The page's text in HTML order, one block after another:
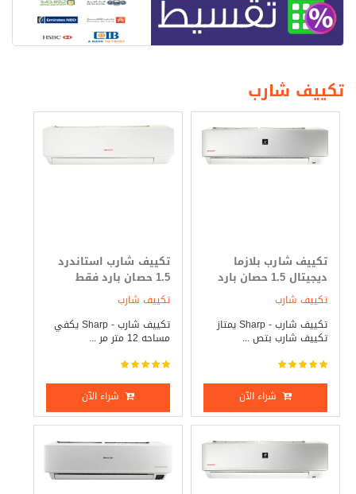
تكييف شارب
تكييف شارب بلازما
ديجيتال 1.5 حصان بارد
فقط
تكييف شارب
تكييف شارب - Sharp يمتاز
تكييف شارب بتص ...
شراء الآن
تكييف شارب استاندرد
1.5 حصان بارد فقط
تكييف شارب
تكييف شارب - Sharp يكفي
مساحه 12 متر مر ...
شراء الآن